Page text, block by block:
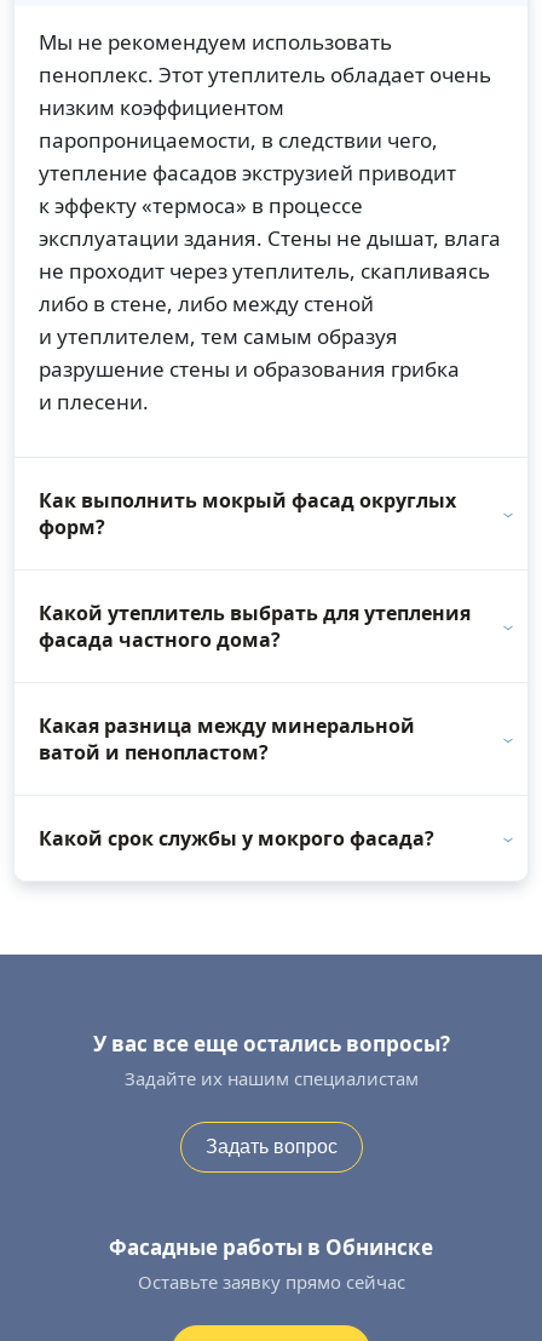
Мы не рекомендуем использовать
пеноплекс. Этот утеплитель обладает очень
низким коэффициентом
паропроницаемости, в следствии чего,
утепление фасадов экструзией приводит
к эффекту «термоса» в процессе
эксплуатации здания. Стены не дышат, влага
не проходит через утеплитель, скапливаясь
либо в стене, либо между стеной
и утеплителем, тем самым образуя
разрушение стены и образования грибка
и плесени.
Как выполнить мокрый фасад округлых
форм?
Какой утеплитель выбрать для утепления
фасада частного дома?
Какая разница между минеральной
ватой и пенопластом?
Какой срок службы у мокрого фасада?
У вас все еще остались вопросы?
Задайте их нашим специалистам
Задать вопрос
Фасадные работы в Обнинске
Оставьте заявку прямо сейчас